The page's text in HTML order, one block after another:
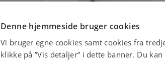
Denne hjemmeside bruger cookies
Vi bruger egne cookies samt cookies fra
klikke på ”Vis detaljer” i dette banner. Du